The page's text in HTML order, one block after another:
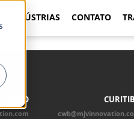
INDÚSTRIAS CONTATO
PAULO